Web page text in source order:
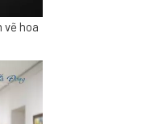
vẽ hoa